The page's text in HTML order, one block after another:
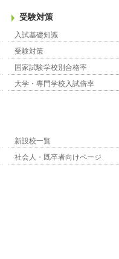
受験対策
入試基礎知識
受験対策
国家試験学校別合格率
大学・専門学校入試倍率
新設校一覧
社会人・既卒者向けページ